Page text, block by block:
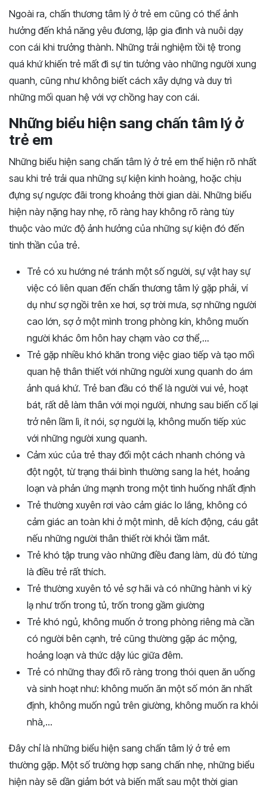
Ngoài ra, chấn thương tâm lý ở trẻ em cũng có thể ảnh
hưởng đến khả năng yêu đương, lập gia đình và nuôi dạy
con cái khi trưởng thành. Những trải nghiệm tồi tệ trong
quá khứ khiến trẻ mất đi sự tin tưởng vào những người xung
quanh, cũng như không biết cách xây dựng và duy trì
những mối quan hệ với vợ chồng hay con cái.
Những biểu hiện sang chấn tâm lý ở
trẻ em
Những biểu hiện sang chấn tâm lý ở trẻ em thể hiện rõ nhất
sau khi trẻ trải qua những sự kiện kinh hoàng, hoặc chịu
đựng sự ngược đãi trong khoảng thời gian dài. Những biểu
hiện này nặng hay nhẹ, rõ ràng hay không rõ ràng tùy
thuộc vào mức độ ảnh hưởng của những sự kiện đó đến
tinh thần của trẻ.
Trẻ có xu hướng né tránh một số người, sự vật hay sự
việc có liên quan đến chấn thương tâm lý gặp phải, ví
dụ như sợ ngồi trên xe hơi, sợ trời mưa, sợ những người
cao lớn, sợ ở một mình trong phòng kín, không muốn
người khác ôm hôn hay chạm vào cơ thể,…
Trẻ gặp nhiều khó khăn trong việc giao tiếp và tạo mối
quan hệ thân thiết với những người xung quanh do ám
ảnh quá khứ. Trẻ ban đầu có thể là người vui vẻ, hoạt
bát, rất dễ làm thân với mọi người, nhưng sau biến cố lại
trở nên lầm lì, ít nói, sợ người lạ, không muốn tiếp xúc
với những người xung quanh.
Cảm xúc của trẻ thay đổi một cách nhanh chóng và
đột ngột, từ trạng thái bình thường sang la hét, hoảng
loạn và phản ứng mạnh trong một tình huống nhất định
Trẻ thường xuyên rơi vào cảm giác lo lắng, không có
cảm giác an toàn khi ở một mình, dễ kích động, cáu gắt
nếu những người thân thiết rời khỏi tầm mắt.
Trẻ khó tập trung vào những điều đang làm, dù đó từng
là điều trẻ rất thích.
Trẻ thường xuyên tỏ vẻ sợ hãi và có những hành vi kỳ
lạ như trốn trong tủ, trốn trong gầm giường
Trẻ khó ngủ, không muốn ở trong phòng riêng mà cần
có người bên cạnh, trẻ cũng thường gặp ác mộng,
hoảng loạn và thức dậy lúc giữa đêm.
Trẻ có những thay đổi rõ ràng trong thói quen ăn uống
và sinh hoạt như: không muốn ăn một số món ăn nhất
định, không muốn ngủ trên giường, không muốn ra khỏi
nhà,…
Đây chỉ là những biểu hiện sang chấn tâm lý ở trẻ em
thường gặp. Một số trường hợp sang chấn nhẹ, những biểu
hiện này sẽ dần giảm bớt và biến mất sau một thời gian